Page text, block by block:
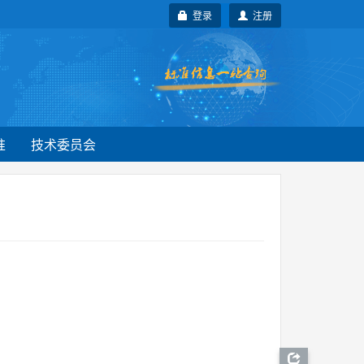
注册
登录
技术委员会